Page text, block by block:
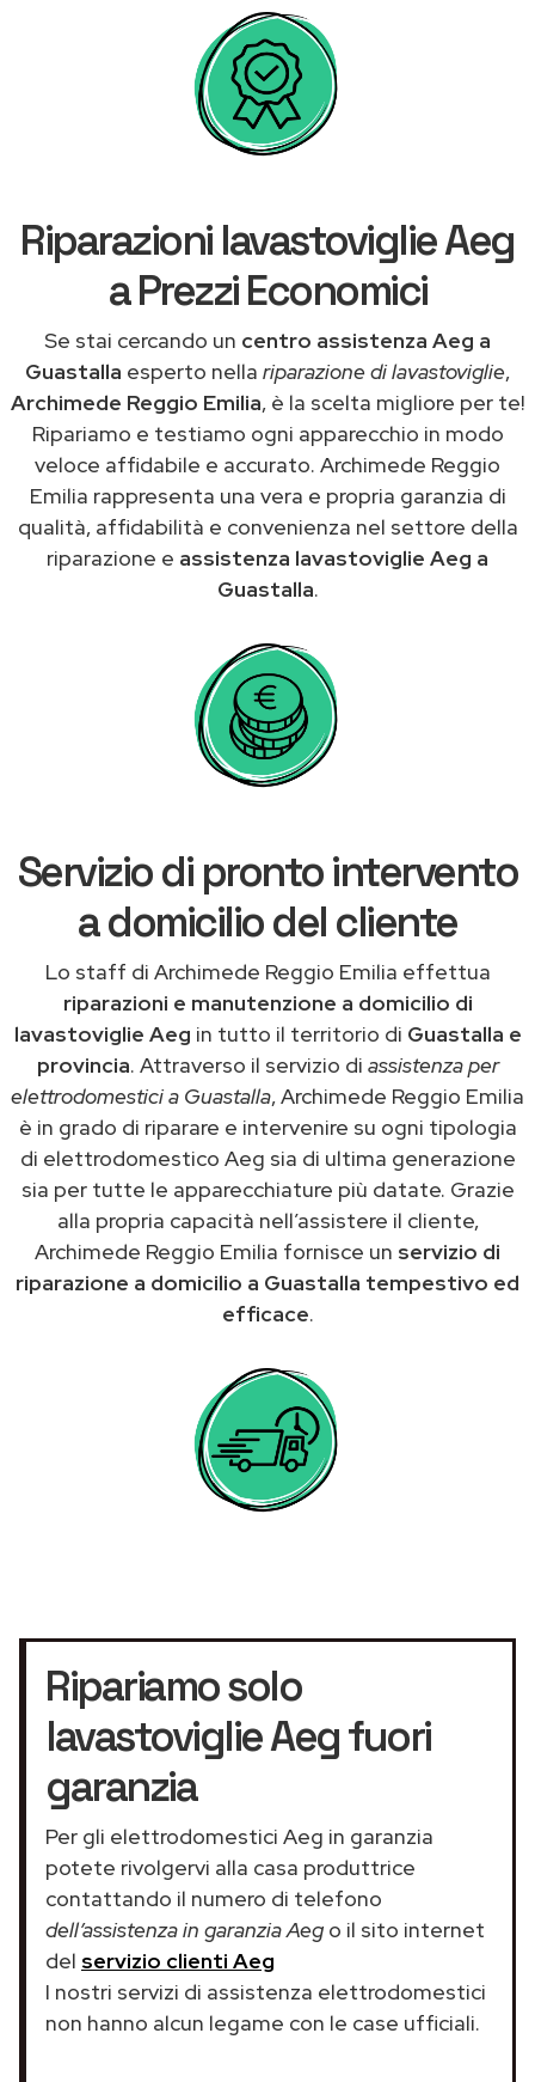
Riparazioni lavastoviglie Aeg
a Prezzi Economici
Se stai cercando un centro assistenza Aeg a
Guastalla esperto nella riparazione di lavastoviglie,
Archimede Reggio Emilia, è la scelta migliore per te!
Ripariamo e testiamo ogni apparecchio in modo
veloce affidabile e accurato. Archimede Reggio
Emilia rappresenta una vera e propria garanzia di
qualità, affidabilità e convenienza nel settore della
riparazione e assistenza lavastoviglie Aeg a
Guastalla.
Servizio di pronto intervento
a domicilio del cliente
Lo staff di Archimede Reggio Emilia effettua
riparazioni e manutenzione a domicilio di
lavastoviglie Aeg in tutto il territorio di Guastalla e
provincia. Attraverso il servizio di assistenza per
elettrodomestici a Guastalla, Archimede Reggio Emilia
è in grado di riparare e intervenire su ogni tipologia
di elettrodomestico Aeg sia di ultima generazione
sia per tutte le apparecchiature più datate. Grazie
alla propria capacità nell’assistere il cliente,
Archimede Reggio Emilia fornisce un servizio di
riparazione a domicilio a Guastalla tempestivo ed
efficace.
Ripariamo solo
lavastoviglie Aeg fuori
garanzia
Per gli elettrodomestici Aeg in garanzia
potete rivolgervi alla casa produttrice
contattando il numero di telefono
dell’assistenza in garanzia Aeg o il sito internet
del servizio clienti Aeg
I nostri servizi di assistenza elettrodomestici
non hanno alcun legame con le case ufficiali.